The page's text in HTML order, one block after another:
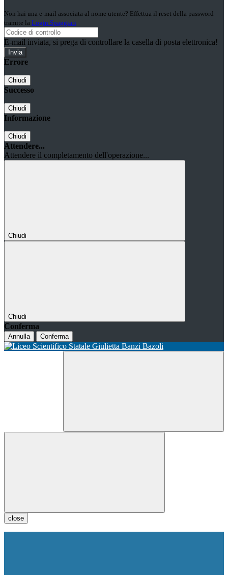
Non hai una e-mail associata al nome utente? Effettua il reset della password
tramite la Login Spaggiari
E-mail inviata, si prega di controllare la casella di posta elettronica!
Errore
Chiudi
Successo
Chiudi
Informazione
Chiudi
Attendere...
Attendere il completamento dell'operazione...
Chiudi
Chiudi
Conferma
Annulla Conferma
close